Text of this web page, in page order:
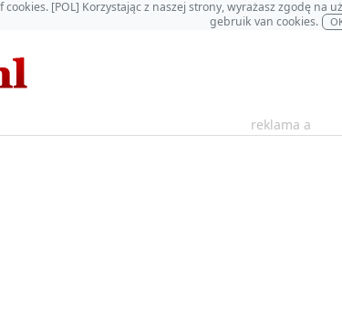
[POL] Korzystając z naszej strony, wyrażasz zgodę
gebruik van cookies.
reklama a